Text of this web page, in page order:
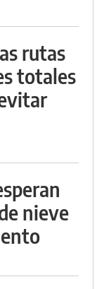
rutas
totales
nieve